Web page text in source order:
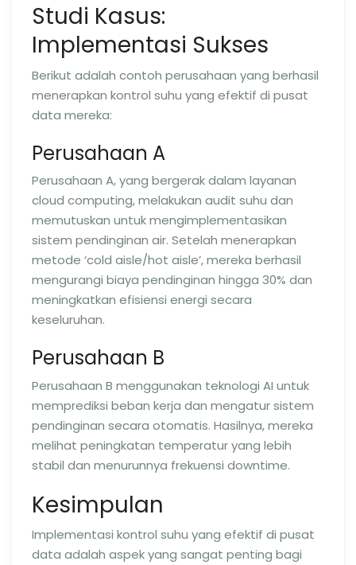
Studi Kasus:
Implementasi Sukses
Berikut adalah contoh perusahaan yang berhasil
menerapkan kontrol suhu yang efektif di pusat
data mereka:
Perusahaan A
Perusahaan A, yang bergerak dalam layanan
cloud computing, melakukan audit suhu dan
memutuskan untuk mengimplementasikan
sistem pendinginan air. Setelah menerapkan
metode ‘cold aisle/hot aisle’, mereka berhasil
mengurangi biaya pendinginan hingga 30% dan
meningkatkan efisiensi energi secara
keseluruhan.
Perusahaan B
Perusahaan B menggunakan teknologi AI untuk
memprediksi beban kerja dan mengatur sistem
pendinginan secara otomatis. Hasilnya, mereka
melihat peningkatan temperatur yang lebih
stabil dan menurunnya frekuensi downtime.
Kesimpulan
Implementasi kontrol suhu yang efektif di pusat
data adalah aspek yang sangat penting bagi